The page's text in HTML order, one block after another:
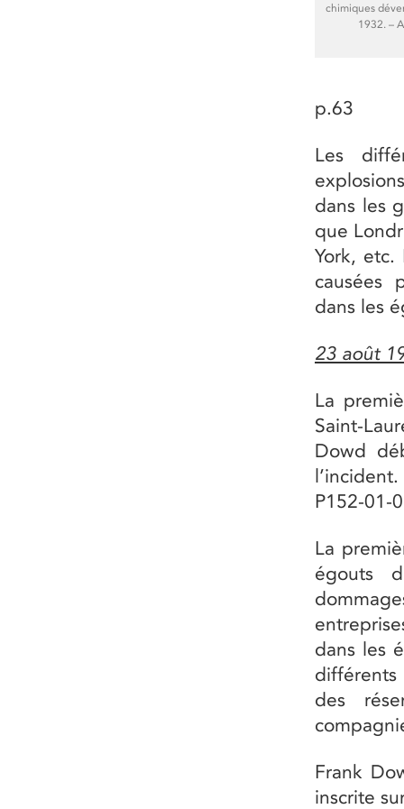
chimiques
1932. –
p.63
Les
dans les
que
York, etc.
causées
dans les
23 août
La
Saint-
Dowd
P152-01-
La
égouts
dans les
différents
des
Frank
inscrite